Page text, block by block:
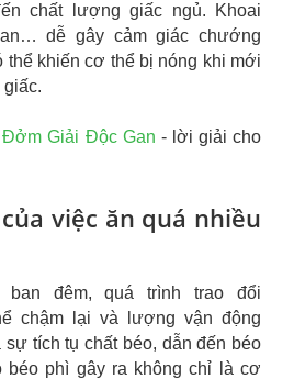
chất lượng giấc ngủ. Khoai
dễ gây cảm giác chướng
thể khiến cơ thể bị nóng khi mới
giấc.
Đởm Giải Độc Gan - lời giải cho
việc ăn quá nhiều
ban đêm, quá trình trao đổi
chậm lại và lượng vận động
sự tích tụ chất béo, dẫn đến béo
béo phì gây ra không chỉ là cơ